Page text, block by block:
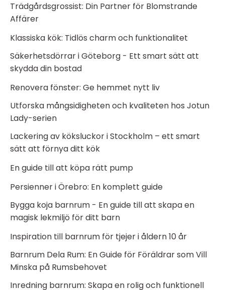
Trädgårdsgrossist: Din Partner för Blomstrande
Affärer
Klassiska kök: Tidlös charm och funktionalitet
Säkerhetsdörrar i Göteborg - Ett smart sätt att
skydda din bostad
Renovera fönster: Ge hemmet nytt liv
Utforska mångsidigheten och kvaliteten hos Jotun
Lady-serien
Lackering av köksluckor i Stockholm – ett smart
sätt att förnya ditt kök
En guide till att köpa rätt pump
Persienner i Örebro: En komplett guide
Bygga koja barnrum - En guide till att skapa en
magisk lekmiljö för ditt barn
Inspiration till barnrum för tjejer i åldern 10 år
Barnrum Dela Rum: En Guide för Föräldrar som Vill
Minska på Rumsbehovet
Inredning barnrum: Skapa en rolig och funktionell